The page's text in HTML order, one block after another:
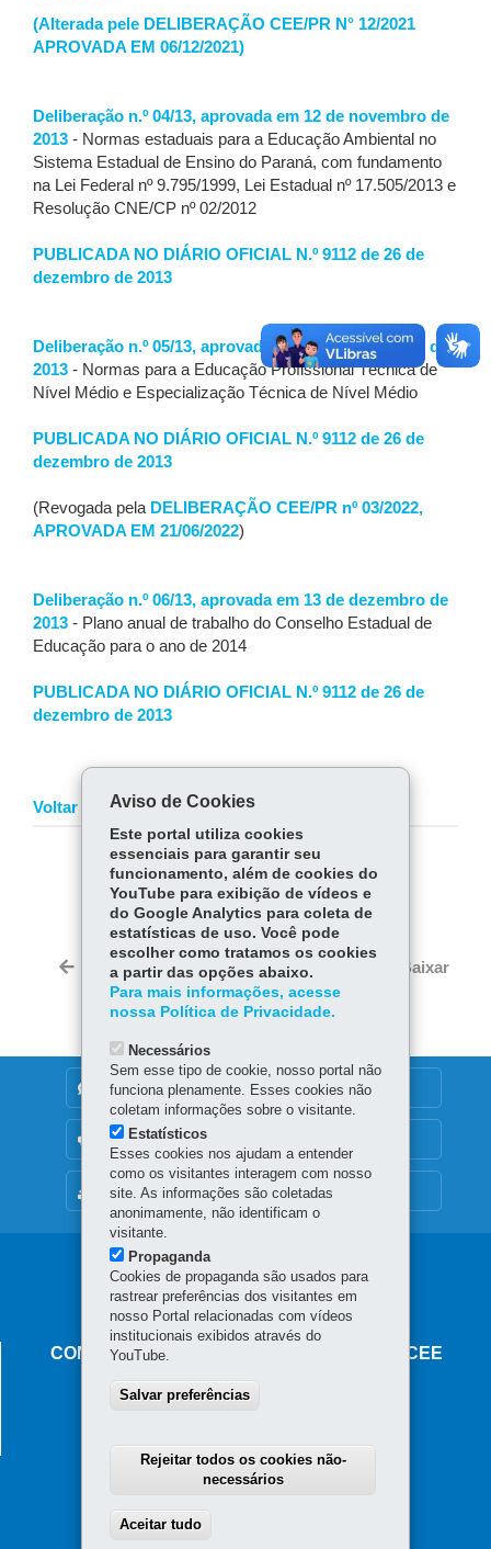
(Alterada pele DELIBERAÇÃO CEE/PR N° 12/2021
APROVADA EM 06/12/2021)
Deliberação n.º 04/13, aprovada em 12 de novembro de
2013 - Normas estaduais para a Educação Ambiental no
Sistema Estadual de Ensino do Paraná, com fundamento
na Lei Federal nº 9.795/1999, Lei Estadual nº 17.505/2013 e
Resolução CNE/CP nº 02/2012
PUBLICADA NO DIÁRIO OFICIAL N.º 9112 de 26 de
dezembro de 2013
Deliberação n.º 05/13, aprovada em 10 de dezembro de
2013 - Normas para a Educação Profissional Técnica de
Nível Médio e Especialização Técnica de Nível Médio
PUBLICADA NO DIÁRIO OFICIAL N.º 9112 de 26 de
dezembro de 2013
(Revogada pela DELIBERAÇÃO CEE/PR nº 03/2022,
APROVADA EM 21/06/2022)
Deliberação n.º 06/13, aprovada em 13 de dezembro de
2013 - Plano anual de trabalho do Conselho Estadual de
Educação para o ano de 2014
PUBLICADA NO DIÁRIO OFICIAL N.º 9112 de 26 de
dezembro de 2013
Voltar
COMPARTILHE:
Fa
ce
bo
ok
Tw
itt
er
W
ha
ts
Ap
p
Voltar Início Imprimir Baixar
MAPA DO SITE
DENUNCIE CORRUPÇÃO
OUVIDORIA
Navegação
principal
CONSELHO ESTADUAL DE EDUCAÇÃO - CEE
Av. Presidente Kennedy, 2511 - Guaíra
80610-011 - Curitiba
E-mail: cee-pr@educacao.pr.gov.br
Aviso de Cookies
Este portal utiliza cookies
essenciais para garantir seu
funcionamento, além de cookies do
YouTube para exibição de vídeos e
do Google Analytics para coleta de
estatísticas de uso. Você pode
escolher como tratamos os cookies
a partir das opções abaixo.
Para mais informações, acesse
nossa Política de Privacidade.
Necessários
Sem esse tipo de cookie, nosso portal não
funciona plenamente. Esses cookies não
coletam informações sobre o visitante.
Estatísticos
Esses cookies nos ajudam a entender
como os visitantes interagem com nosso
site. As informações são coletadas
anonimamente, não identificam o
visitante.
Propaganda
Cookies de propaganda são usados para
rastrear preferências dos visitantes em
nosso Portal relacionadas com vídeos
institucionais exibidos através do
YouTube.
Salvar preferências
Rejeitar todos os cookies não-
necessários
Aceitar tudo